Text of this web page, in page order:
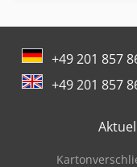
Bundeswehr
Cnc-Gravier- Und
Drahtricht- Und
Gabelstapler
+49 201 857
+49 201 857